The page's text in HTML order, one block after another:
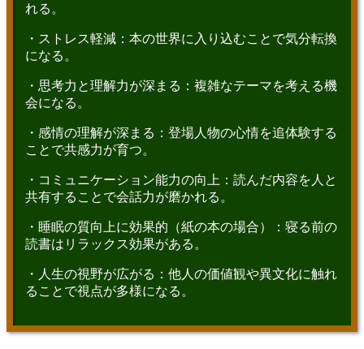
れる。
・ストレス軽減：本の世界に入り込むことで気分転換
になる。
・思考力と理解力が深まる：複雑なテーマを考える機
会になる。
・感情の理解が深まる：登場人物の心情を追体験する
ことで共感力が育つ。
・コミュニケーション能力の向上：読んだ内容を人と
共有することで会話力が磨かれる。
・睡眠の質向上に効果的（紙の本の場合）：寝る前の
読書はリラックス効果がある。
・人生の視野が広がる：他人の価値観や異文化に触れ
ることで視点が多様になる。